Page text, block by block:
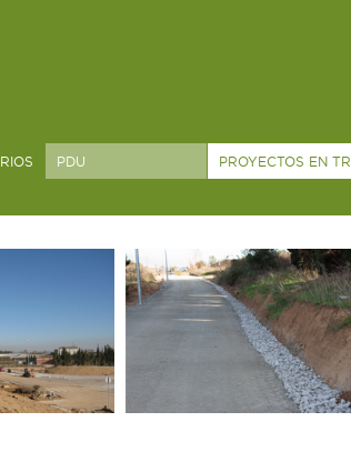
PDU PROYECTOS EN